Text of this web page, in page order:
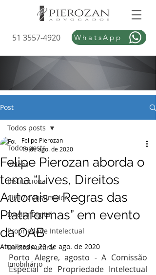
51 3557-4920 WhatsApp
Post
Todos posts
Vídeos
Institucional
Civil / Consumidor
Direito Digital
Propriedade Intelectual
Direito Autoral
Imobiliário
Todos posts
Felipe Pierozan aborda o
tema “Lives, Direitos
Autorais e Regras das
Plataformas” em evento
da OAB
Felipe Pierozan
19 de ago. de 2020
Atualizado:20 de ago. de 2020
Porto Alegre, agosto - A Comissão
Especial de Propriedade Intelectual